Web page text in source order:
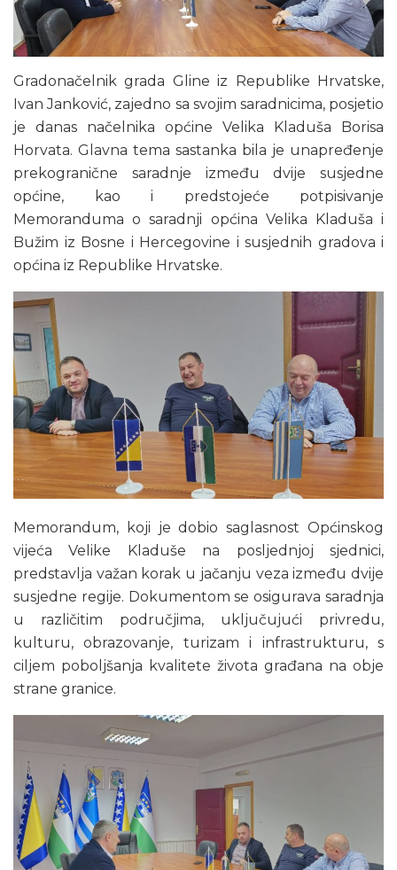
Gradonačelnik grada Gline iz Republike Hrvatske,
Ivan Janković, zajedno sa svojim saradnicima, posjetio
je danas načelnika općine Velika Kladuša Borisa
Horvata. Glavna tema sastanka bila je unapređenje
prekogranične saradnje između dvije susjedne
općine, kao i predstojeće potpisivanje
Memoranduma o saradnji općina Velika Kladuša i
Bužim iz Bosne i Hercegovine i susjednih gradova i
općina iz Republike Hrvatske.
Memorandum, koji je dobio saglasnost Općinskog
vijeća Velike Kladuše na posljednjoj sjednici,
predstavlja važan korak u jačanju veza između dvije
susjedne regije. Dokumentom se osigurava saradnja
u različitim područjima, uključujući privredu,
kulturu, obrazovanje, turizam i infrastrukturu, s
ciljem poboljšanja kvalitete života građana na obje
strane granice.